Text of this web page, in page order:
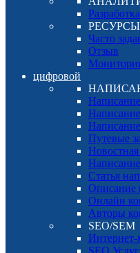
РЕСУРСЫ
Часто
Отзыв
цифровой
Путевые
Статья
Описание
Онлайн
Авторы
SEO/SEM
Интернет-
SEO